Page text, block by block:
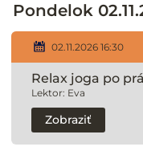
Pondelok
02.11.2026 16:30
Relax joga po
Lektor: Eva
Zobraziť